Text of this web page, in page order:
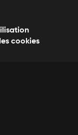
cookies